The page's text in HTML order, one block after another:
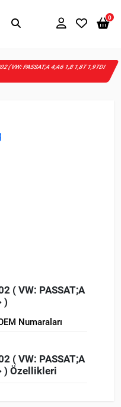
0
( VW: PASSAT;A 4;A6 1,8 1,8T 1,9TDI
( VW: PASSAT;A
)
Numaraları
( VW: PASSAT;A
) Özellikleri